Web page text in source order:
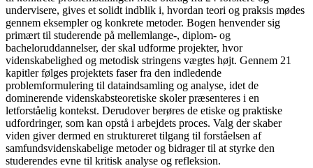
undervisere, gives et solidt indblik i, hvordan teori og praksis mødes
gennem eksempler og konkrete metoder. Bogen henvender sig
primært til studerende på mellemlange-, diplom- og
bacheloruddannelser, der skal udforme projekter, hvor
videnskabelighed og metodisk stringens vægtes højt. Gennem 21
kapitler følges projektets faser fra den indledende
problemformulering til dataindsamling og analyse, idet de
dominerende videnskabsteoretiske skoler præsenteres i en
letforståelig kontekst. Derudover berøres de etiske og praktiske
udfordringer, som kan opstå i arbejdets proces. Valg der skaber
viden giver dermed en struktureret tilgang til forståelsen af
samfundsvidenskabelige metoder og bidrager til at styrke den
studerendes evne til kritisk analyse og refleksion.